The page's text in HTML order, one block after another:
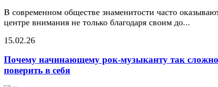
В современном обществе знаменитости часто
центре внимания не только благодаря своим до...
15.02.26
Почему начинающему рок-музыканту так сложно
поверить в себя